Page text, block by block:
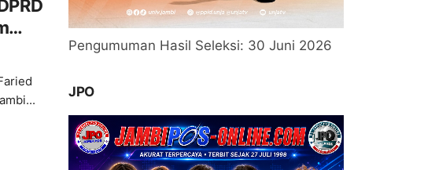
Pengumuman Hasil Seleksi: 30 Juni 2026
JPO